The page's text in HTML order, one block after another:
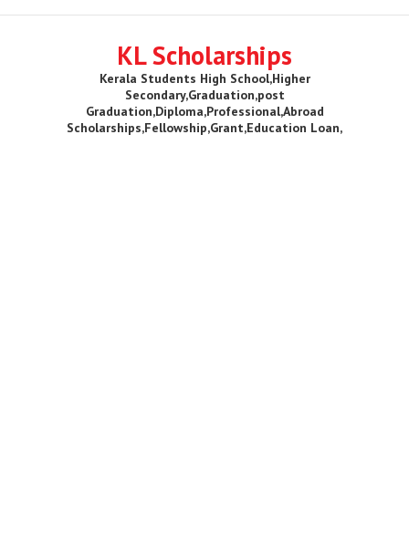
KL Scholarships
Kerala Students High School,Higher
Secondary,Graduation,post
Graduation,Diploma,Professional,Abroad
Scholarships,Fellowship,Grant,Education Loan,